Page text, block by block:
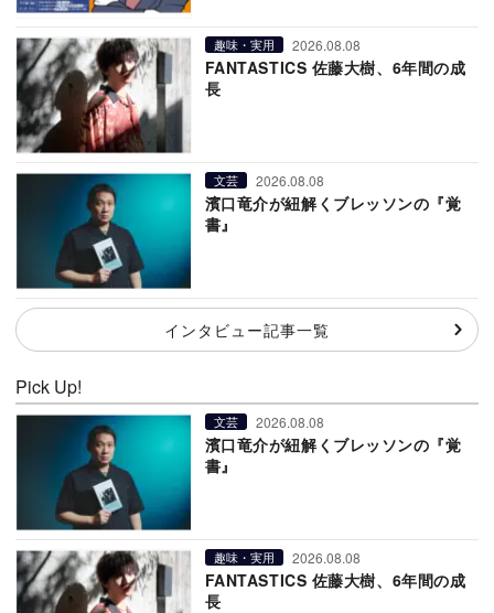
趣味・実用 2026.08.08
FANTASTICS 佐藤大樹、6年間の成
長
文芸 2026.08.08
濱口竜介が紐解くブレッソンの『覚
書』
インタビュー記事一覧
Pick Up!
文芸 2026.08.08
濱口竜介が紐解くブレッソンの『覚
書』
趣味・実用 2026.08.08
FANTASTICS 佐藤大樹、6年間の成
長